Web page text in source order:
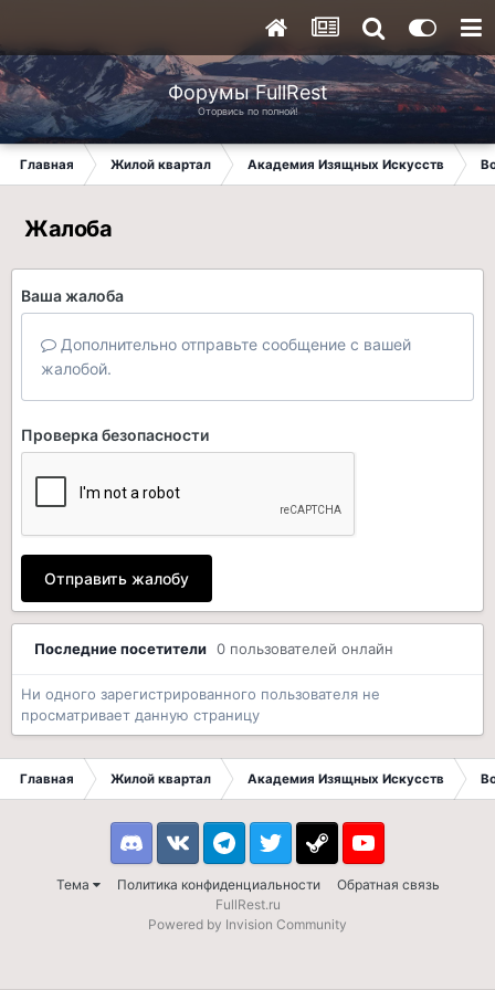
Форумы FullRest
Оторвись по полной!
Главная Жилой квартал Академия Изящных Искусств
Жалоба
Ваша жалоба
Дополнительно отправьте сообщение с вашей
жалобой.
Проверка безопасности
Отправить жалобу
Последние посетители 0 пользователей онлайн
Ни одного зарегистрированного пользователя не
просматривает данную страницу
Главная Жилой квартал Академия Изящных Искусств
Тема Политика конфиденциальности Обратная связь
DiscordVK TelegramTwitter Steam Youtube
FullRest.ru
Powered by Invision Community